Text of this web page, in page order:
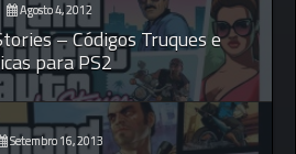
Agosto 4, 2012
– Códigos Truques e
para PS2
Setembro 16, 2013